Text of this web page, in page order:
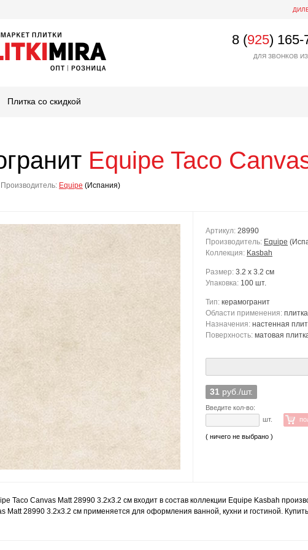
8 (925) 165-
ДЛЯ ЗВОНКОВ
Плитка со скидкой
Equipe Taco
Производитель: Equipe (Испания)
Артикул: 28990
Производитель: Equipe
Коллекция: Kasbah
Размер: 3.2 x 3.2 см
Упаковка: 100 шт.
Тип: керамогранит
Области применения:
Назначения: настенная
Поверхность: матовая
31 руб./шт.
Введите кол-во:
шт.
( ничего не выбрано )
Taco Canvas Matt 28990 3.2x3.2 см входит в состав коллекции Equipe Kasbah
Matt 28990 3.2x3.2 см применяется для оформления ванной, кухни и гостиной.